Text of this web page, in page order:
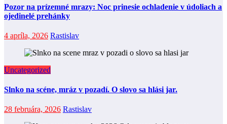
Pozor na prízemné mrazy: Noc prinesie ochladenie v údoliach a
ojedinelé prehánky
4 apríla, 2026 Rastislav
Uncategorized
Slnko na scéne, mráz v pozadí. O slovo sa hlási jar.
28 februára, 2026 Rastislav